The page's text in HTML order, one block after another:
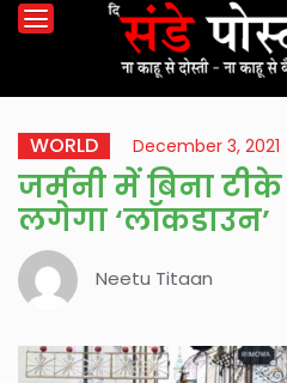
WORLD December 3, 2021
जर्मनी में बिना
लगेगा ‘लॉकडाउन’
Neetu Titaan